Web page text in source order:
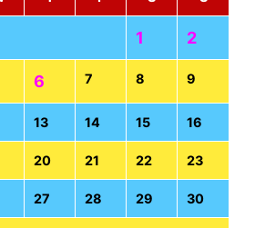
1 2
6 7 8 9
13 14 15 16
20 21 22 23
27 28 29 30